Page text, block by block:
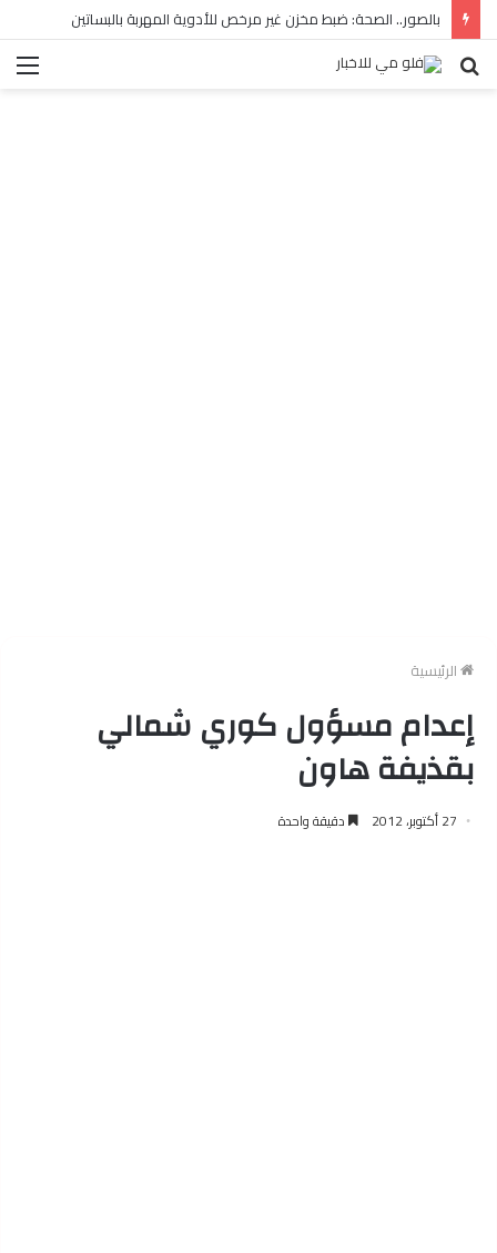
بالصور.. الصحة: ضبط مخزن غير مرخص للأدوية المهربة بالبساتين
بحث
الرئيسية
إعدام مسؤول كوري شمالي
بقذيفة هاون
27 أكتوبر، 2012 دقيقة واحدة